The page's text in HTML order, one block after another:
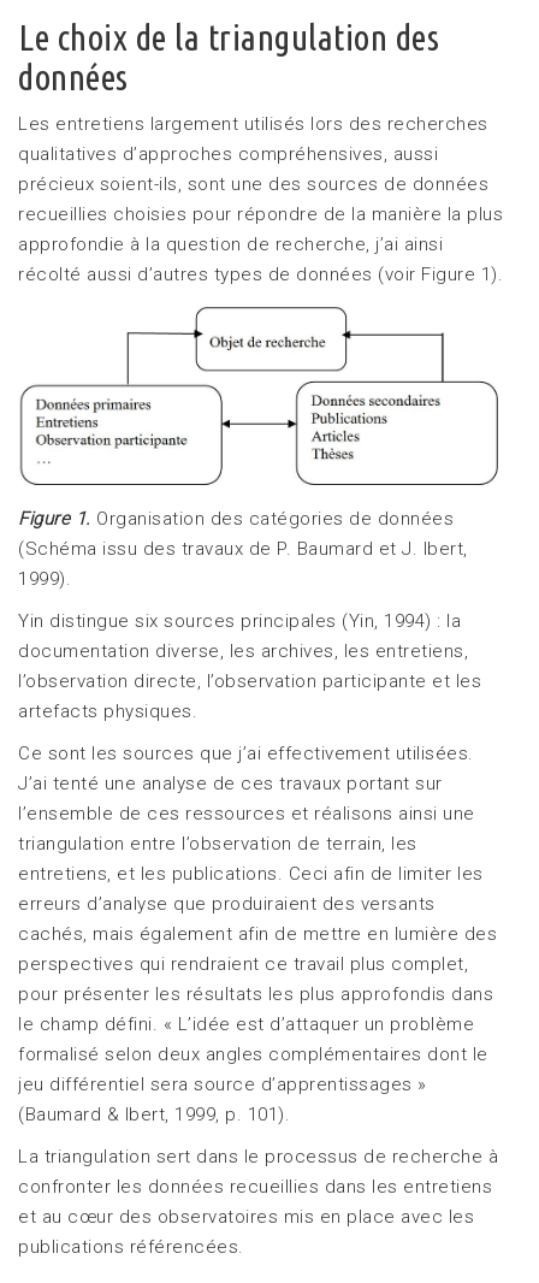
Le choix de la triangulation des
données
Les entretiens largement utilisés lors des recherches
qualitatives d’approches compréhensives, aussi
précieux soient-ils, sont une des sources de données
recueillies choisies pour répondre de la manière la plus
approfondie à la question de recherche, j’ai ainsi
récolté aussi d’autres types de données (voir Figure 1).
Figure 1. Organisation des catégories de données
(Schéma issu des travaux de P. Baumard et J. Ibert,
1999).
Yin distingue six sources principales (Yin, 1994) : la
documentation diverse, les archives, les entretiens,
l’observation directe, l’observation participante et les
artefacts physiques.
Ce sont les sources que j’ai effectivement utilisées.
J’ai tenté une analyse de ces travaux portant sur
l’ensemble de ces ressources et réalisons ainsi une
triangulation entre l’observation de terrain, les
entretiens, et les publications. Ceci afin de limiter les
erreurs d’analyse que produiraient des versants
cachés, mais également afin de mettre en lumière des
perspectives qui rendraient ce travail plus complet,
pour présenter les résultats les plus approfondis dans
le champ défini. « L’idée est d’attaquer un problème
formalisé selon deux angles complémentaires dont le
jeu différentiel sera source d’apprentissages »
(Baumard & Ibert, 1999, p. 101).
La triangulation sert dans le processus de recherche à
confronter les données recueillies dans les entretiens
et au cœur des observatoires mis en place avec les
publications référencées.